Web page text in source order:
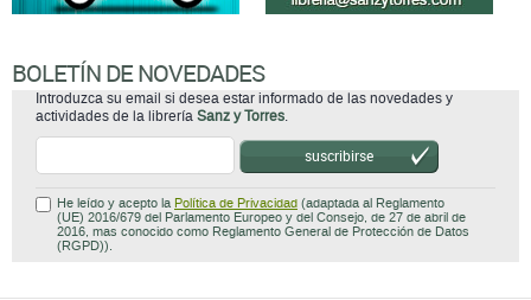
BOLETÍN DE NOVEDADES
Introduzca su email si desea estar informado de las novedades y
actividades de la librería Sanz y Torres
suscribirse
He leído y acepto la Política de Privacidad (adaptada al Reglamento
(UE) 2016/679 del Parlamento Europeo y del Consejo, de 27 de abril de
2016, mas conocido como Reglamento General de Protección de Datos
(RGPD)).